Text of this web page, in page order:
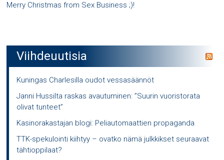
Merry Christmas from Sex Business ;)!
Viihdeuutisia
Kuningas Charlesilla oudot vessasäännöt
Janni Hussilta raskas avautuminen: ”Suurin vuoristorata
olivat tunteet”
Kasinorakastajan blogi: Peliautomaattien propaganda
TTK-spekulointi kiihtyy – ovatko nämä julkkikset seuraavat
tähtioppilaat?